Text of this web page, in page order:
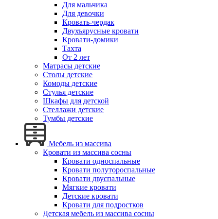
Для мальчика
Для девочки
Кровать-чердак
Двухъярусные кровати
Кровати-домики
Тахта
От 2 лет
Матрасы детские
Столы детские
Комоды детские
Стулья детские
Шкафы для детской
Стеллажи детские
Тумбы детские
Мебель из массива
Кровати из массива сосны
Кровати односпальные
Кровати полутороспальные
Кровати двуспальные
Мягкие кровати
Детские кровати
Кровати для подростков
Детская мебель из массива сосны